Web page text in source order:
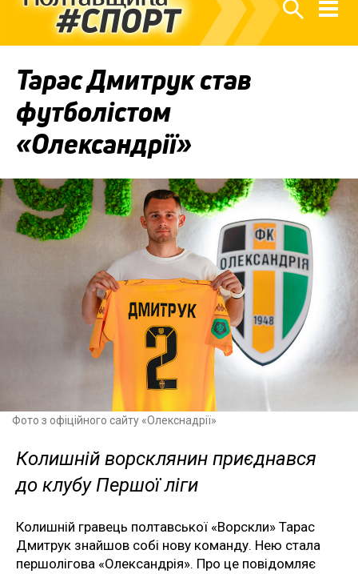
Тарас Дмитрук став
футболістом
«Олександрії»
Фото з офіційного сайту «Олекснадрії»
Колишній ворсклянин приєднався
до клубу Першої ліги
Колишній гравець полтавської «Ворскли» Тарас
Дмитрук знайшов собі нову команду. Нею стала
першолігова «Олександрія». Про це повідомляє